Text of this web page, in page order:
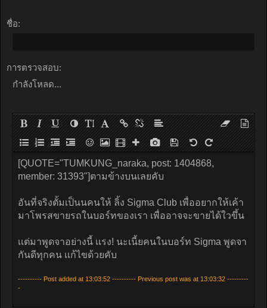
ชื่อ:
การตรวจสอบ:
กำลังโหลด...